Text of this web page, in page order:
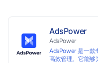
AdsPower
AdsPower
AdsPower 是一款
高效管理。它能够